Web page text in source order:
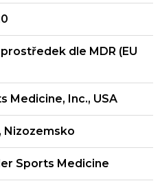
dle MDR (EU
Medicine, Inc., USA
Nizozemsko
Sports Medicine